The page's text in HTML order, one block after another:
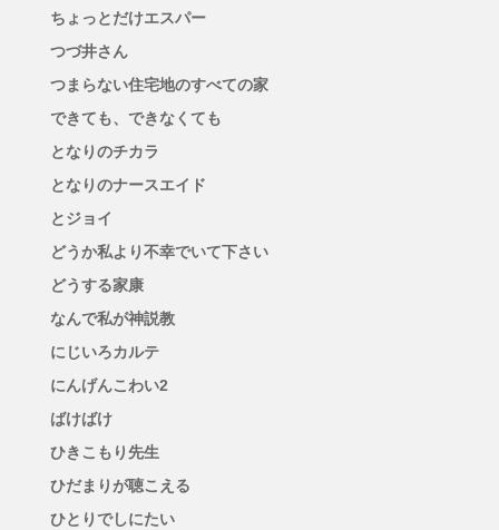
ちょっとだけエスパー
つづ井さん
つまらない住宅地のすべての家
できても、できなくても
となりのチカラ
となりのナースエイド
とジョイ
どうか私より不幸でいて下さい
どうする家康
なんで私が神説教
にじいろカルテ
にんげんこわい2
ばけばけ
ひきこもり先生
ひだまりが聴こえる
ひとりでしにたい